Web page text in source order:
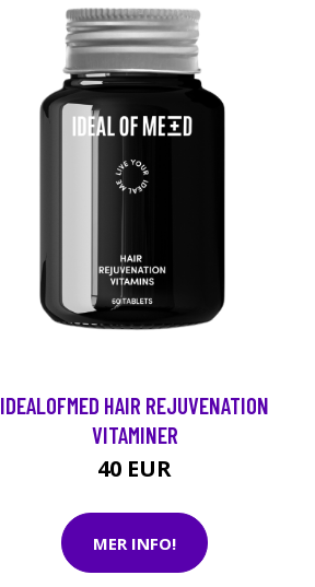
IDEALOFMED HAIR REJUVENATION
VITAMINER
40 EUR
MER INFO!